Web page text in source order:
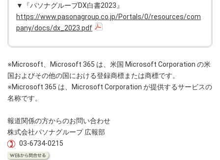
▼『パソナグループDX白書2023』
https://www.pasonagroup.co.jp/Portals/0/resources/com
pany/docs/dx_2023.pdf
※Microsoft、Microsoft 365 は、米国 Microsoft Corporation の米
国およびその他の国における登録商標または商標です。
※Microsoft 365 は、Microsoft Corporation が提供するサービスの
名称です。
報道関係の方からのお問い合わせ
株式会社パソナグループ 広報部
03-6734-0215